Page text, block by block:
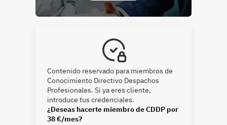
Contenido reservado para miembros de
Conocimiento Directivo Despachos
Profesionales. Si ya eres cliente,
introduce tus credenciales.
¿Deseas hacerte miembro de CDDP por
38 €/mes?